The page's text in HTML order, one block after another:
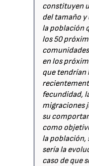
constituyen
del tamaño
la población
los 50
en los
que tendrían
fecundidad,
migraciones
su
como
la población,
sería la
caso de que